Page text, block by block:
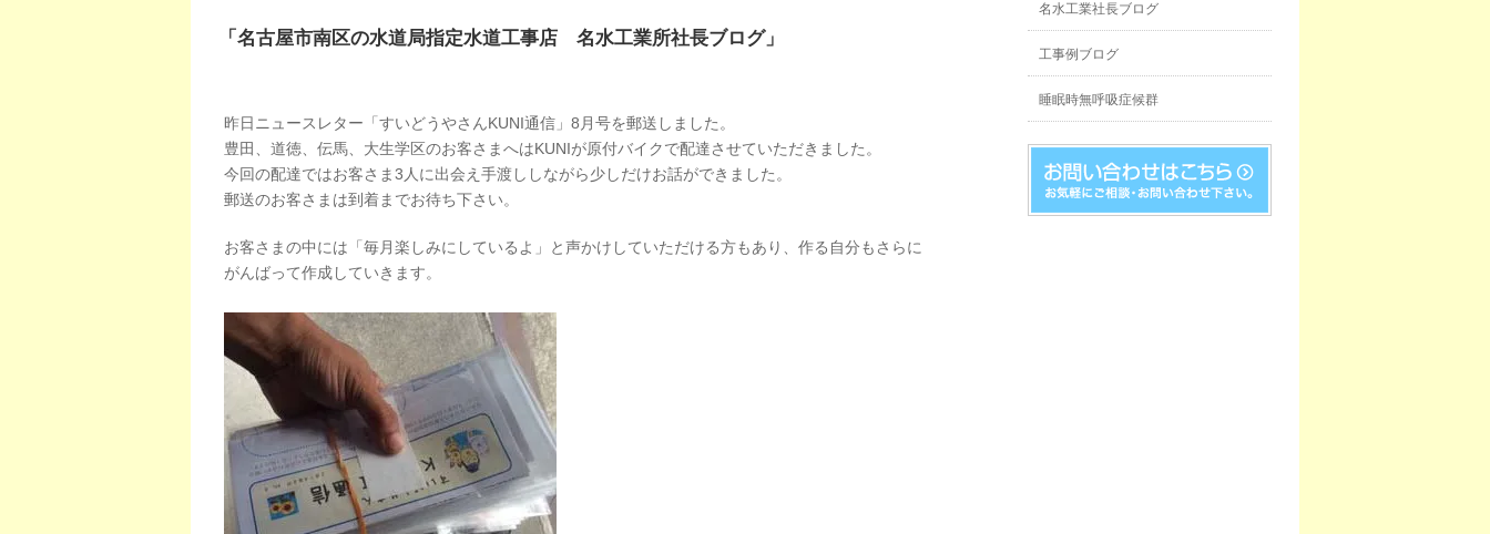
「名古屋市南区の水道局指定水道工事店 名水工業所社長ブログ」
昨日ニュースレター「すいどうやさんKUNI通信」8月号を郵送しました。
豊田、道徳、伝馬、大生学区のお客さまへはKUNIが原付バイクで配達させていただきました。
今回の配達ではお客さま3人に出会え手渡ししながら少しだけお話ができました。
郵送のお客さまは到着までお待ち下さい。
お客さまの中には「毎月楽しみにしているよ」と声かけしていただける方もあり、作る自分もさらに
がんばって作成していきます。
名水工業社長ブログ
工事例ブログ
睡眠時無呼吸症候群